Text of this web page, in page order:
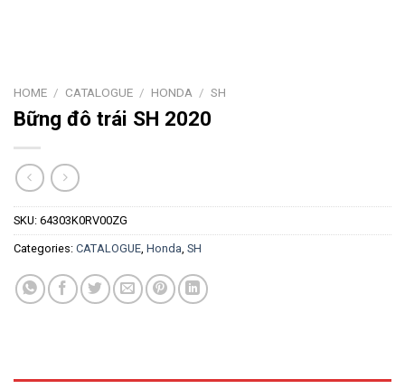
HOME / CATALOGUE / HONDA / SH
Bững đô trái SH 2020
SKU: 64303K0RV00ZG
Categories: CATALOGUE, Honda, SH